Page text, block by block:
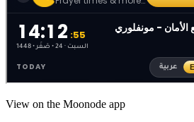
View on the Moonode app